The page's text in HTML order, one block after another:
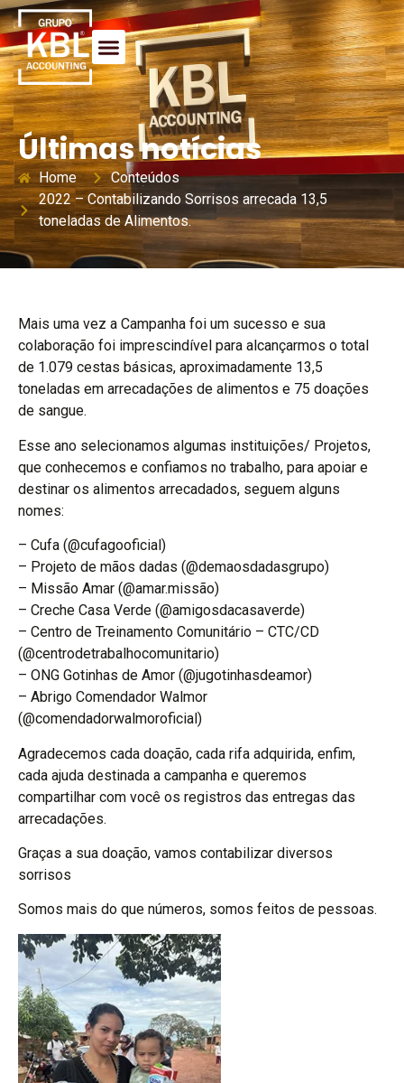
Últimas notícias
Home
Conteúdos
2022 – Contabilizando Sorrisos arrecada 13,5
toneladas de Alimentos.
Mais uma vez a Campanha foi um sucesso e sua
colaboração foi imprescindível para alcançarmos o total
de 1.079 cestas básicas, aproximadamente 13,5
toneladas em arrecadações de alimentos e 75 doações
de sangue.
Esse ano selecionamos algumas instituições/ Projetos,
que conhecemos e confiamos no trabalho, para apoiar e
destinar os alimentos arrecadados, seguem alguns
nomes:
– Cufa (@cufagooficial)
– Projeto de mãos dadas (@demaosdadasgrupo)
– Missão Amar (@amar.missão)
– Creche Casa Verde (@amigosdacasaverde)
– Centro de Treinamento Comunitário – CTC/CD
(@centrodetrabalhocomunitario)
– ONG Gotinhas de Amor (@jugotinhasdeamor)
– Abrigo Comendador Walmor
(@comendadorwalmoroficial)
Agradecemos cada doação, cada rifa adquirida, enfim,
cada ajuda destinada a campanha e queremos
compartilhar com você os registros das entregas das
arrecadações.
Graças a sua doação, vamos contabilizar diversos
sorrisos
Somos mais do que números, somos feitos de pessoas.